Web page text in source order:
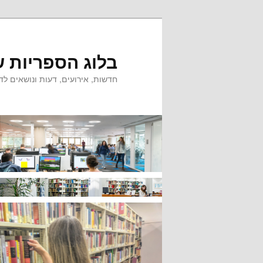
בלוג
חדשות, אירועים, דעות ונושאים